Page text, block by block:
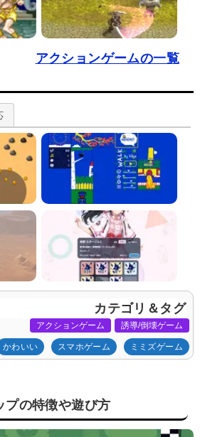
アクションゲームの一覧
カテゴリ＆タグ
アクションゲーム 誘導/倒壊ゲーム
かわいい スマホゲーム ミミズゲーム
プの特徴や遊び方